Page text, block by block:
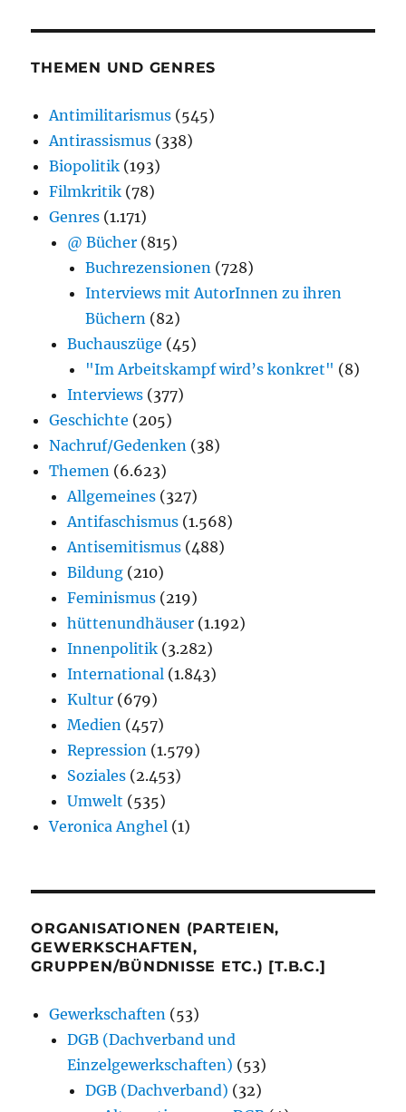
THEMEN UND GENRES
Antimilitarismus (545)
Antirassismus (338)
Biopolitik (193)
Filmkritik (78)
Genres (1.171)
@ Bücher (815)
Buchrezensionen (728)
Interviews mit AutorInnen zu ihren
Büchern (82)
Buchauszüge (45)
"Im Arbeitskampf wird’s konkret" (8)
Interviews (377)
Geschichte (205)
Nachruf/Gedenken (38)
Themen (6.623)
Allgemeines (327)
Antifaschismus (1.568)
Antisemitismus (488)
Bildung (210)
Feminismus (219)
hüttenundhäuser (1.192)
Innenpolitik (3.282)
International (1.843)
Kultur (679)
Medien (457)
Repression (1.579)
Soziales (2.453)
Umwelt (535)
Veronica Anghel (1)
ORGANISATIONEN (PARTEIEN,
GEWERKSCHAFTEN,
GRUPPEN/BÜNDNISSE ETC.) [T.B.C.]
Gewerkschaften (53)
DGB (Dachverband und
Einzelgewerkschaften) (53)
DGB (Dachverband) (32)